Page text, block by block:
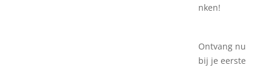
nken!
Ontvang nu
bij je eerste